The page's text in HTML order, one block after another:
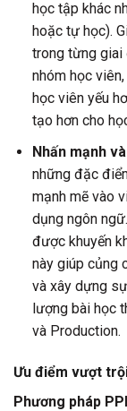
học tập khác
hoặc tự học).
trong từng giai
nhóm học
học viên yếu
tạo hơn cho
Nhấn mạnh
những đặc
mạnh mẽ vào
dụng ngôn
được khuyến
này giúp củng
và xây dựng
lượng bài học
và Production.
Ưu điểm vượt
Phương pháp